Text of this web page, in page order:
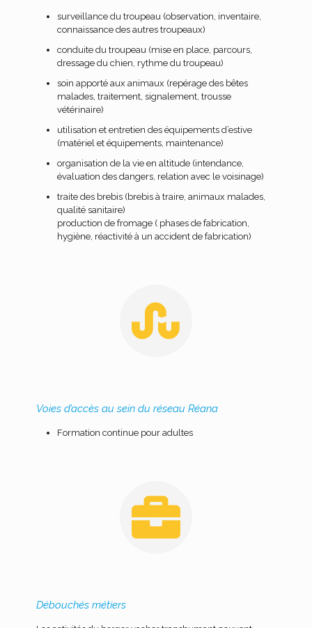
surveillance du troupeau (observation, inventaire,
connaissance des autres troupeaux)
conduite du troupeau (mise en place, parcours,
dressage du chien, rythme du troupeau)
soin apporté aux animaux (repérage des bêtes
malades, traitement, signalement, trousse
vétérinaire)
utilisation et entretien des équipements d’estive
(matériel et équipements, maintenance)
organisation de la vie en altitude (intendance,
évaluation des dangers, relation avec le voisinage)
traite des brebis (brebis à traire, animaux malades,
qualité sanitaire)
production de fromage ( phases de fabrication,
hygiène, réactivité à un accident de fabrication)
Voies d’accès au sein du réseau Réana
Formation continue pour adultes
Débouchés métiers